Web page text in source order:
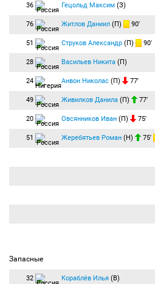
36 Гецольд Максим (З)
76 Житлов Даниил (П) 90′
51 Струков Александр (П) 90′
28 Васильев Никита (П)
24 Анвон Николас (П) 77′
49 Живилков Данила (П) 77′
20 Овсянников Иван (П) 75′
51 Жеребятьев Роман (Н) 75′
Запасные
32 Кораблёв Илья (В)